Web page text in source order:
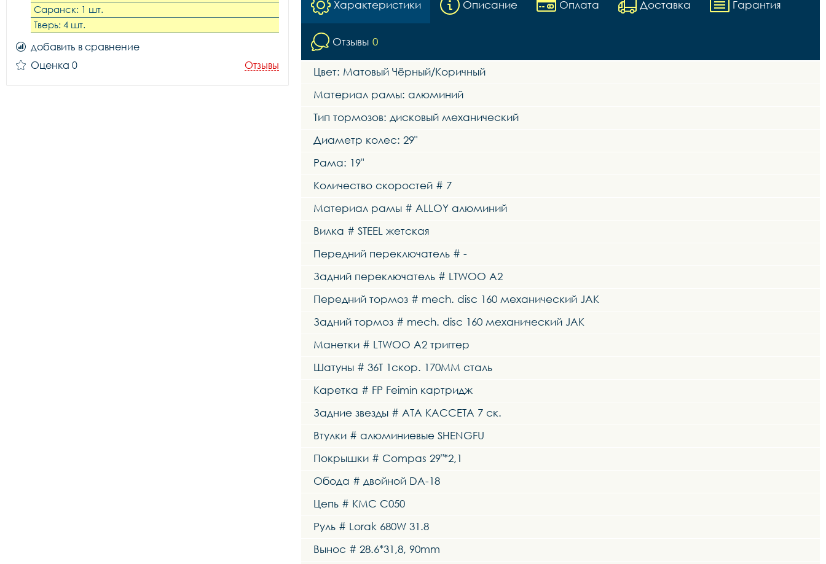
Саранск: 1 шт.
Тверь: 4 шт.
добавить в сравнение
Оценка 0
Отзывы
Характеристики Описание Оплата Доставка Гарантия
Отзывы 0
Цвет: Матовый Чёрный/Коричный
Материал рамы: алюминий
Тип тормозов: дисковый механический
Диаметр колес: 29"
Рама: 19"
Количество скоростей # 7
Материал рамы # ALLOY алюминий
Вилка # STEEL жетская
Передний переключатель # -
Задний переключатель # LTWOO A2
Передний тормоз # mech. disc 160 механический JAK
Задний тормоз # mech. disc 160 механический JAK
Манетки # LTWOO A2 триггер
Шатуны # 36T 1скор. 170MM сталь
Каретка # FP Feimin картридж
Задние звезды # ATA КАССЕТА 7 ск.
Втулки # алюминиевые SHENGFU
Покрышки # Compas 29"*2,1
Обода # двойной DA-18
Цепь # KMC C050
Руль # Lorak 680W 31.8
Вынос # 28.6*31,8, 90mm